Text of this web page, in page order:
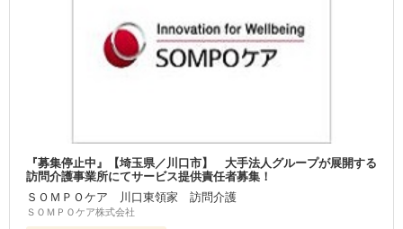
『募集停止中』【埼玉県／川口市】 大手法人グループが展開する
訪問介護事業所にてサービス提供責任者募集！
ＳＯＭＰＯケア 川口東領家 訪問介護
ＳＯＭＰＯケア株式会社